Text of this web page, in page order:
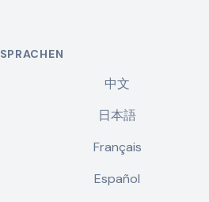
SPRACHEN
中文
日本語
Français
Español